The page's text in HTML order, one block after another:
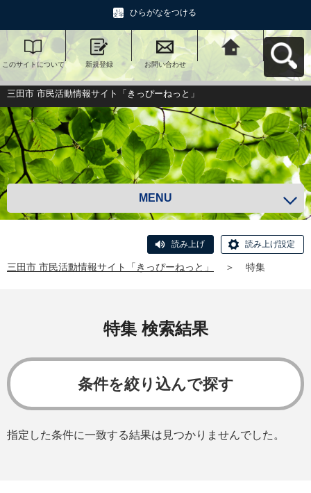
ひらがなをつける
このサイトについて 新規登録 お問い合わせ
三田市 市民活動情報
サイト「きっぴーね
っと」へ戻る
三田市 市民活動情報サイト「きっぴーねっと」
MENU
読み上げ 読み上げ設定
三田市 市民活動情報サイト「きっぴーねっと」 ＞ 特集
特集 検索結果
条件を絞り込んで探す
指定した条件に一致する結果は見つかりませんでした。